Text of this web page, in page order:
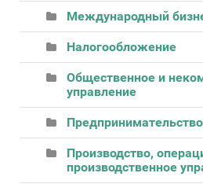
Международный
Налогообложение
Общественное и
управление
Предпринимательство
Производство,
производственное